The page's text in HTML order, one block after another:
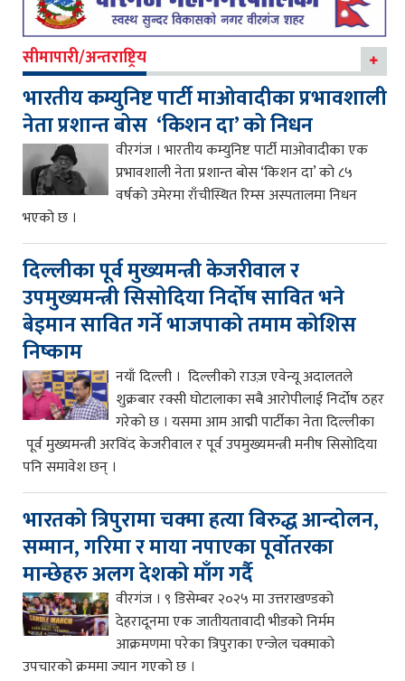
सीमापारी/अन्तराष्ट्रिय
भारतीय कम्युनिष्ट पार्टी माओवादीका प्रभावशाली
नेता प्रशान्त बोस ‘किशन दा’ को निधन
वीरगंज । भारतीय कम्युनिष्ट पार्टी माओवादीका एक
प्रभावशाली नेता प्रशान्त बोस ‘किशन दा’ को ८५
वर्षको उमेरमा राँचीस्थित रिम्स अस्पतालमा निधन
भएको छ ।
दिल्लीका पूर्व मुख्यमन्त्री केजरीवाल र
उपमुख्यमन्त्री सिसोदिया निर्दोष सावित भने
बेइमान सावित गर्ने भाजपाको तमाम कोशिस
निष्काम
नयाँ दिल्ली । दिल्लीको राउज़ एवेन्यू अदालतले
शुक्रबार रक्सी घोटालाका सबै आरोपीलाई निर्दोष ठहर
गरेको छ । यसमा आम आद्मी पार्टीका नेता दिल्लीका
पूर्व मुख्यमन्त्री अरविंद केजरीवाल र पूर्व उपमुख्यमन्त्री मनीष सिसोदिया
पनि समावेश छन् ।
भारतको त्रिपुरामा चक्मा हत्या बिरुद्ध आन्दोलन,
सम्मान, गरिमा र माया नपाएका पूर्वोतरका
मान्छेहरु अलग देशको माँग गर्दै
वीरगंज । ९ डिसेम्बर २०२५ मा उत्तराखण्डको
देहरादूनमा एक जातीयतावादी भीडको निर्मम
आक्रमणमा परेका त्रिपुराका एन्जेल चक्माको
उपचारको क्रममा ज्यान गएको छ ।